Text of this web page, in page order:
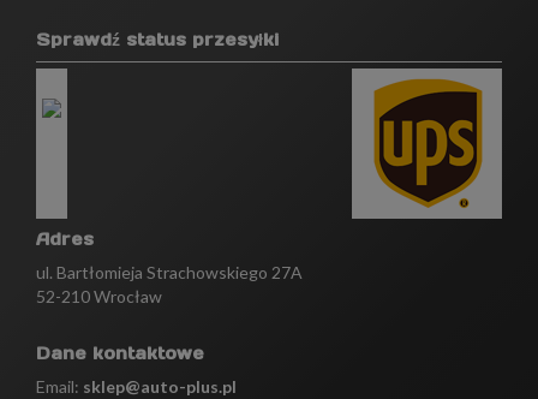
Sprawdź status przesyłki
Adres
ul. Bartłomieja Strachowskiego 27A
52-210 Wrocław
Dane kontaktowe
Email: sklep@auto-plus.pl